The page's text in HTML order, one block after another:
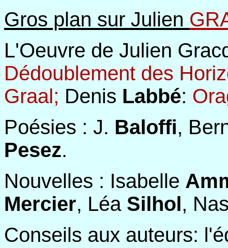
Gros plan sur Julien
L'Oeuvre de Julien
Dédoublement des
Graal; Denis Labbé:
Poésies : J. Baloffi,
Pesez.
Nouvelles : Isabelle
Mercier, Léa Silhol,
Conseils aux auteurs: